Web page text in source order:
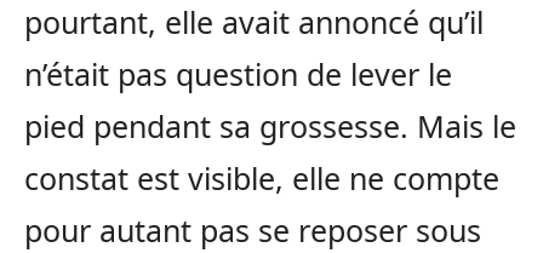
pourtant, elle avait annoncé qu’il
n’était pas question de lever le
pied pendant sa grossesse. Mais le
constat est visible, elle ne compte
pour autant pas se reposer sous